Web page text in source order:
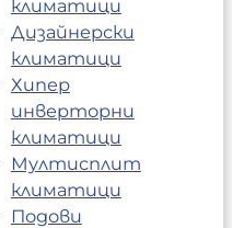
климатици
Дизайнерски
климатици
Хипер
инверторни
климатици
Мултисплит
климатици
Подови